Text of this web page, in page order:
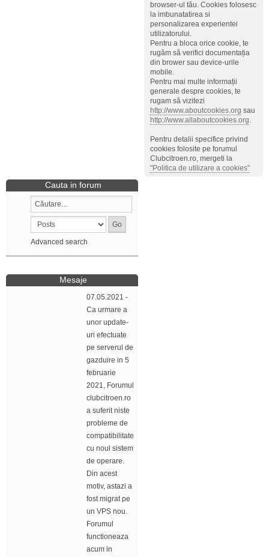
browser-ul tău. Cookies folosesc
la imbunatatirea si
personalizarea experientei
utilizatorului.
Pentru a bloca orice cookie, te
rugăm să verifici documentația
din brower sau device-urile
mobile.
Pentru mai multe informații
generale despre cookies, te
rugam să vizitezi
http://www.aboutcookies.org sau
http://www.allaboutcookies.org.
Pentru detalii specifice privind
cookies folosite pe forumul
Clubcitroen.ro, mergeti la
"Politica de utilizare a cookies"
Cauta in forum
Advanced search
Mesaje
07.05.2021 -
Ca urmare a
unor update-
uri efectuate
pe serverul de
gazduire in 5
februarie
2021, Forumul
clubcitroen.ro
a suferit niste
probleme de
compatibilitate
cu noul sistem
de operare.
Din acest
motiv, astazi a
fost migrat pe
un VPS nou.
Forumul
functioneaza
acum in